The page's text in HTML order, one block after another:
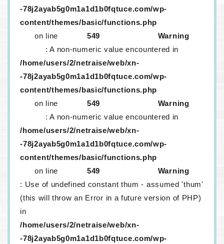
-78j2ayab5g0m1a1d1b0fqtuce.com/wp-
content/themes/basic/functions.php
on line
549
Warning
: A non-numeric value encountered in
/home/users/2/netraise/web/xn-
-78j2ayab5g0m1a1d1b0fqtuce.com/wp-
content/themes/basic/functions.php
on line
549
Warning
: A non-numeric value encountered in
/home/users/2/netraise/web/xn-
-78j2ayab5g0m1a1d1b0fqtuce.com/wp-
content/themes/basic/functions.php
on line
549
Warning
: Use of undefined constant thum - assumed 'thum'
(this will throw an Error in a future version of PHP)
in
/home/users/2/netraise/web/xn-
-78j2ayab5g0m1a1d1b0fqtuce.com/wp-